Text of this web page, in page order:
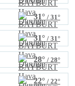
31° / 31°
31° / 31°
28° / 28°
22° / 22°